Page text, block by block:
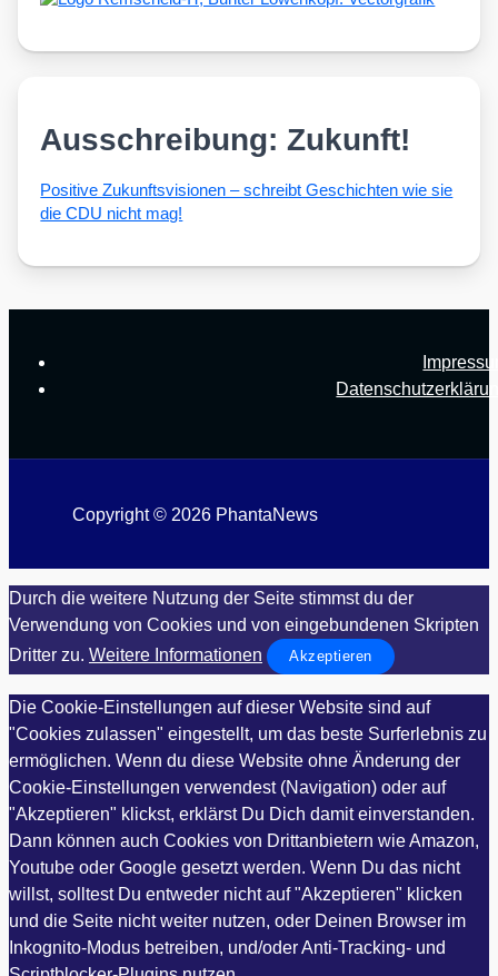
Ausschreibung: Zukunft!
Posi­ti­ve Zukunfts­vi­sio­nen – schreibt Geschich­ten wie sie
die CDU nicht mag!
Copyright © 2026 PhantaNews
Durch die weitere Nutzung der Seite stimmst du der
Verwendung von Cookies und von eingebundenen Skripten
Dritter zu. Weitere Informationen Akzeptieren
Die Cookie-Einstellungen auf dieser Website sind auf
"Cookies zulassen" eingestellt, um das beste Surferlebnis zu
ermöglichen. Wenn du diese Website ohne Änderung der
Cookie-Einstellungen verwendest (Navigation) oder auf
"Akzeptieren" klickst, erklärst Du Dich damit einverstanden.
Dann können auch Cookies von Drittanbietern wie Amazon,
Youtube oder Google gesetzt werden. Wenn Du das nicht
willst, solltest Du entweder nicht auf "Akzeptieren" klicken
und die Seite nicht weiter nutzen, oder Deinen Browser im
Inkognito-Modus betreiben, und/oder Anti-Tracking- und